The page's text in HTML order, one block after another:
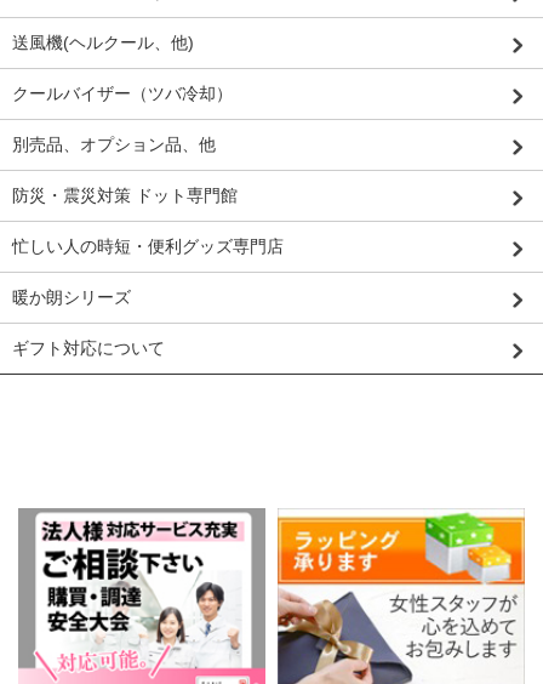
送風機(ヘルクール、他)
クールバイザー（ツバ冷却）
別売品、オプション品、他
防災・震災対策 ドット専門館
忙しい人の時短・便利グッズ専門店
暖か朗シリーズ
ギフト対応について